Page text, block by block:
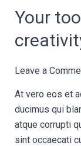
Your
Leave a
At vero eos et
ducimus qui
atque corrupti
sint occaecati
Your
for
creativity